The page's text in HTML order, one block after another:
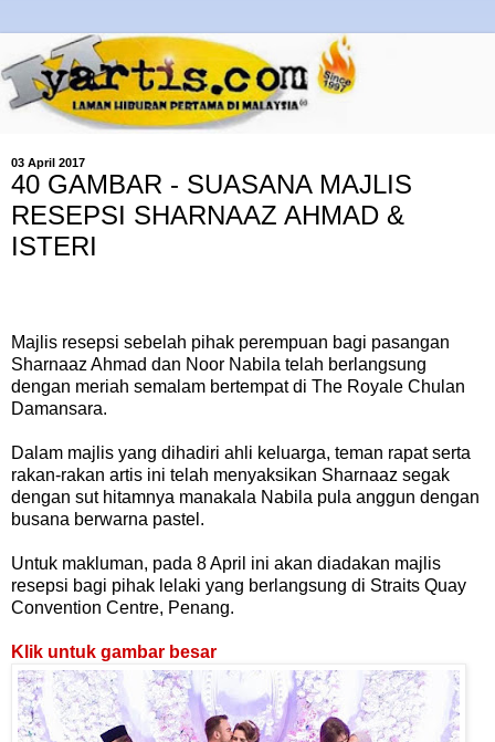
03 April 2017
40 GAMBAR - SUASANA MAJLIS
RESEPSI SHARNAAZ AHMAD &
ISTERI
Majlis resepsi sebelah pihak perempuan bagi pasangan
Sharnaaz Ahmad dan Noor Nabila telah berlangsung
dengan meriah semalam bertempat di The Royale Chulan
Damansara.
Dalam majlis yang dihadiri ahli keluarga, teman rapat serta
rakan-rakan artis ini telah menyaksikan Sharnaaz segak
dengan sut hitamnya manakala Nabila pula anggun dengan
busana berwarna pastel.
Untuk makluman, pada 8 April ini akan diadakan majlis
resepsi bagi pihak lelaki yang berlangsung di Straits Quay
Convention Centre, Penang.
Klik untuk gambar besar